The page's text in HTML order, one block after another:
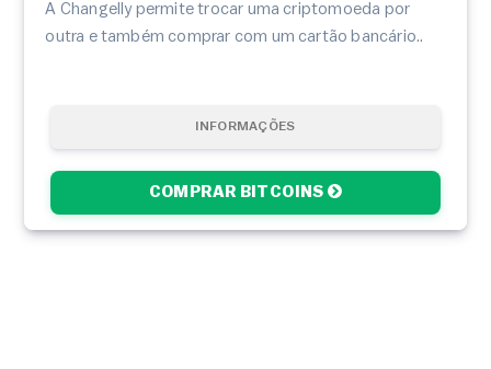
INFORMAÇÕES
COMPRAR BITCOINS
A Changelly permite trocar uma criptomoeda por
outra e também comprar com um cartão bancário..